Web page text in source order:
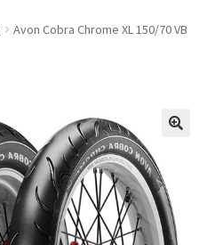
menu
Expand
Expand
Expand
Avon Cobra Chrome XL 150/70 VB